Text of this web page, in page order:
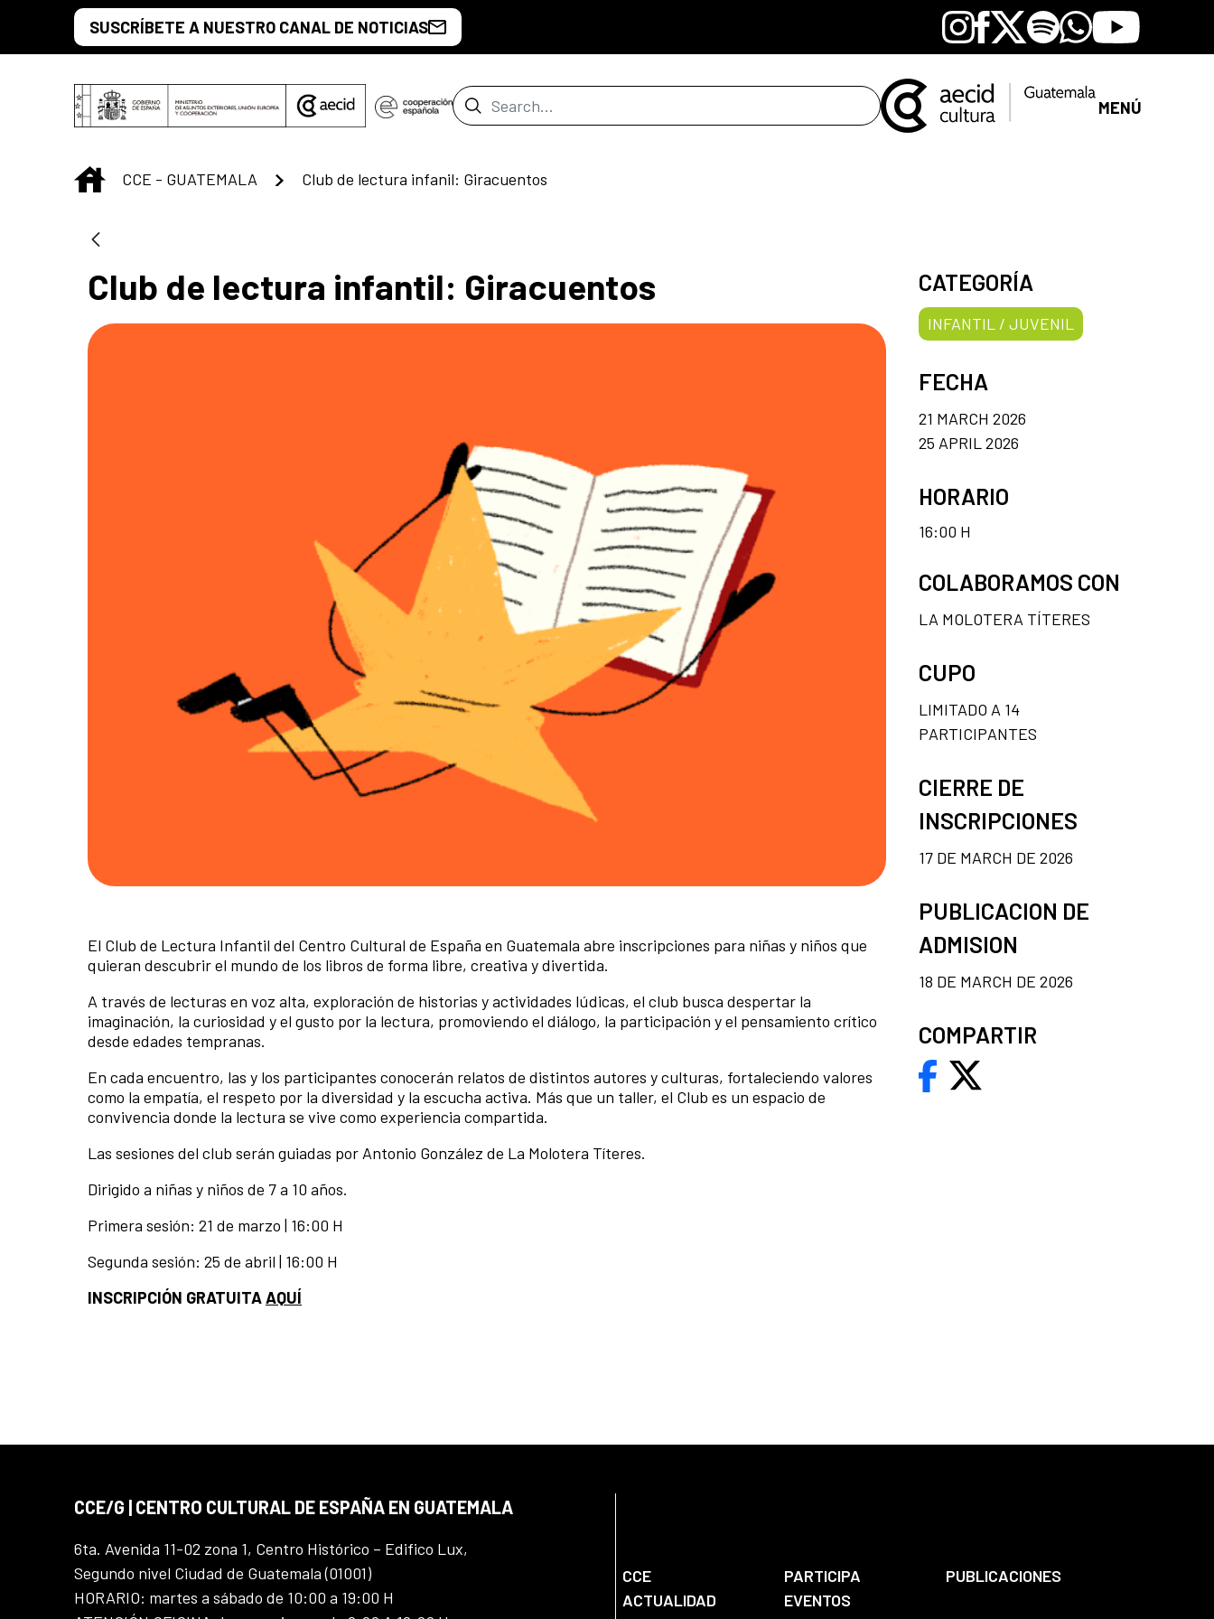
Skip to Main ContentSUSCRÍBETE A NUESTRO CANAL DE NOTICIAS Instagram
Facebook
X SpotifyWhatsapp
Youtube
Search Bar MENÚ
INICIO
CCE - GUATEMALA Club de lectura infanil: Giracuentos
Club de lectura infantil: Giracuentos
El Club de Lectura Infantil del Centro Cultural de España en Guatemala abre inscripciones para niñas y niños que
quieran descubrir el mundo de los libros de forma libre, creativa y divertida.
A través de lecturas en voz alta, exploración de historias y actividades lúdicas, el club busca despertar la
imaginación, la curiosidad y el gusto por la lectura, promoviendo el diálogo, la participación y el pensamiento crítico
desde edades tempranas.
En cada encuentro, las y los participantes conocerán relatos de distintos autores y culturas, fortaleciendo valores
como la empatía, el respeto por la diversidad y la escucha activa. Más que un taller, el Club es un espacio de
convivencia donde la lectura se vive como experiencia compartida.
Las sesiones del club serán guiadas por Antonio González de La Molotera Títeres.
Dirigido a niñas y niños de 7 a 10 años.
Primera sesión: 21 de marzo | 16:00 H
Segunda sesión: 25 de abril | 16:00 H
INSCRIPCIÓN GRATUITAAQUÍ
CATEGORÍA
INFANTIL / JUVENIL
FECHA
21 MARCH 2026
25 APRIL 2026
HORARIO
16:00 H
COLABORAMOS CON
LA MOLOTERA TÍTERES
CUPO
LIMITADO A 14
PARTICIPANTES
CIERRE DE
INSCRIPCIONES
17 DE MARCH DE 2026
PUBLICACION DE
ADMISION
18 DE MARCH DE 2026
COMPARTIR
CCE/G | CENTRO CULTURAL DE ESPAÑA EN GUATEMALA
6ta. Avenida 11-02 zona 1, Centro Histórico – Edifico Lux,
Segundo nivel Ciudad de Guatemala (01001)
HORARIO: martes a sábado de 10:00 a 19:00 H
CCE PARTICIPA
PUBLICACIONES
ACTUALIDAD
EVENTOS